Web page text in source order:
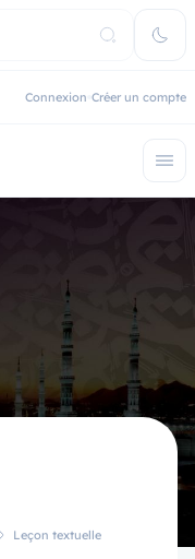
Connexion Créer un compte
Leçon textuelle